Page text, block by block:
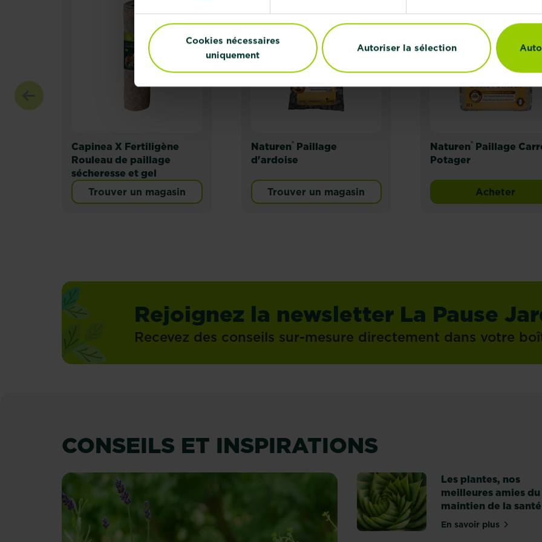
Cookies nécessaires
uniquement
Autoriser la sélection
Capinea X Fertiligène
Rouleau de paillage
sécheresse et gel
Trouver un magasin
Naturen® Paillage
d'ardoise
Trouver un magasin
Naturen® Paillage
Potager
AcheterNaturen®
Rejoignez la newsletter La Pause
Recevez des conseils sur-mesure directement dans votre
CONSEILS ET INSPIRATIONS
Les plantes, nos
meilleures amies du
maintien de la santé
En savoir plus
sur Les